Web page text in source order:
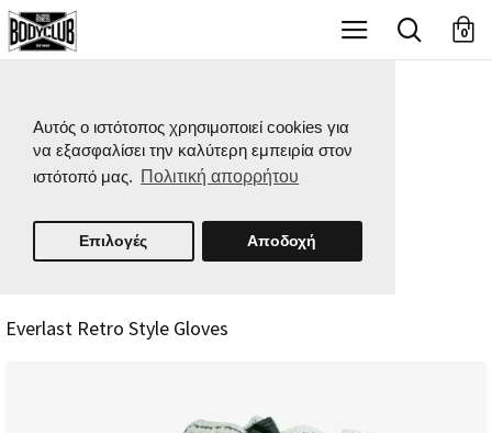
Αυτός ο ιστότοπος χρησιμοποιεί cookies για
να εξασφαλίσει την καλύτερη εμπειρία στον
ιστότοπό μας. Πολιτική απορρήτου
X
Επιλογές Αποδοχή
0
Everlast Retro Style Gloves